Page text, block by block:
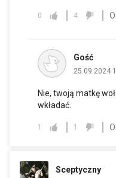
0 4
Gość
25.09.2024
Nie, twoją matkę
wkładać.
1 1
Sceptyczny